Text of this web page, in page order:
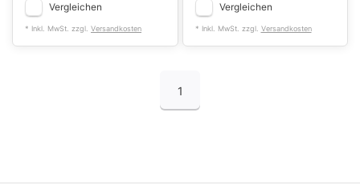
Vergleichen
* Inkl. MwSt. zzgl. Versandkosten
Vergleichen
* Inkl. MwSt. zzgl. Versandkosten
1